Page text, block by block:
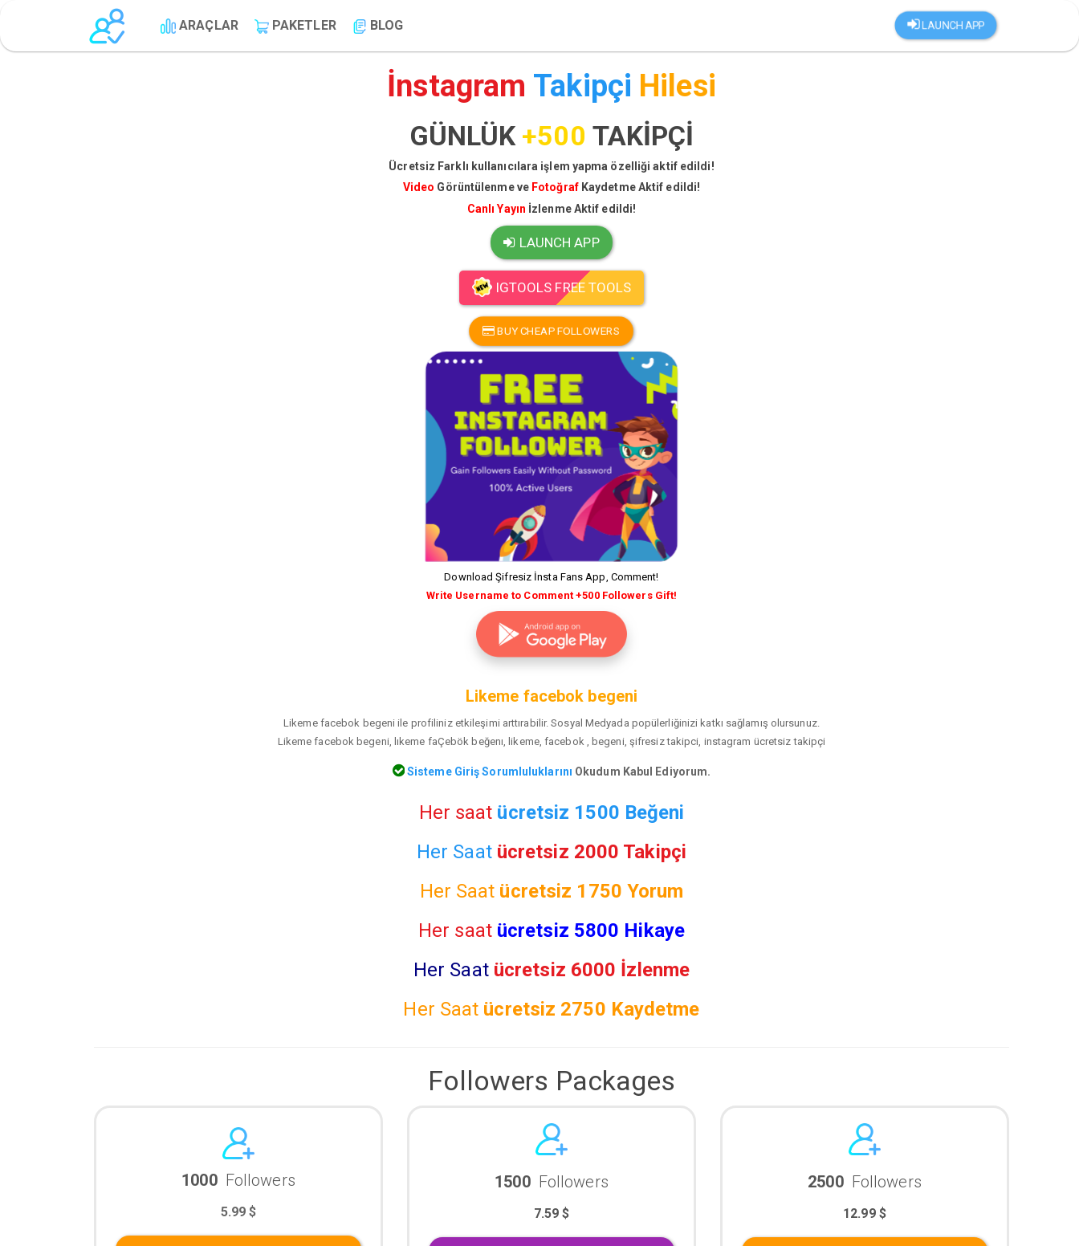
LAUNCH APP
ARAÇLAR PAKETLER BLOG
İnstagram Takipçi Hilesi
GÜNLÜK +500 TAKİPÇİ
Ücretsiz Farklı kullanıcılara işlem yapma özelliği aktif edildi!
Video Görüntülenme ve Fotoğraf Kaydetme Aktif edildi!
Canlı Yayın İzlenme Aktif edildi!
LAUNCH APP
IGTOOLS FREE TOOLS
BUY CHEAP FOLLOWERS
Download Şifresiz İnsta Fans App, Comment!
Write Username to Comment +500 Followers Gift!
Likeme facebok begeni
Likeme facebok begeni ile profiliniz etkileşimi arttırabilir. Sosyal Medyada popülerliğinizi katkı sağlamış olursunuz.
Likeme facebok begeni, lıkeme faÇebök beğenı, likeme, facebok , begeni, şifresiz takipci, instagram ücretsiz takipçi
Sisteme Giriş Sorumluluklarını Okudum Kabul Ediyorum.
Her saat ücretsiz 1500 Beğeni
Her Saat ücretsiz 2000 Takipçi
Her Saat ücretsiz 1750 Yorum
Her saat ücretsiz 5800 Hikaye
Her Saat ücretsiz 6000 İzlenme
Her Saat ücretsiz 2750 Kaydetme
Followers Packages
1000 Followers
5.99 $
1500 Followers
7.59 $
2500 Followers
12.99 $